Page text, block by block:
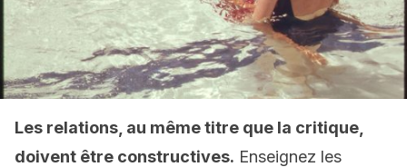
Les relations, au même titre que la critique,
doivent être constructives. Enseignez les